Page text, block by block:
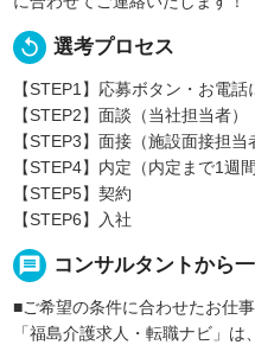
replay 選考プロセス
【STEP1】応募ボタン・お電話
【STEP2】面談（当社担当者）
【STEP3】面接（施設面接担当
【STEP4】内定（内定まで1週
【STEP5】契約
【STEP6】入社
message コンサルタントから
■ご希望の条件に合わせたお仕事
「福島介護求人・転職ナビ」